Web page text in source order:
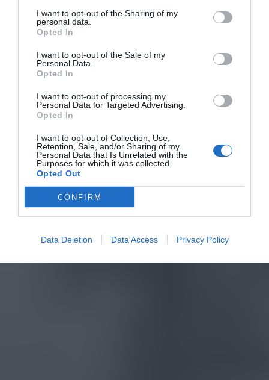
I want to opt-out of the Sharing of my
personal data.
Opted In
I want to opt-out of the Sale of my
Personal Data.
Opted In
I want to opt-out of processing my
Personal Data for Targeted Advertising.
Opted In
I want to opt-out of Collection, Use,
Retention, Sale, and/or Sharing of my
Personal Data that Is Unrelated with the
Purposes for which it was collected.
Opted Out
CONFIRM
Data Deletion Data Access Privacy Policy